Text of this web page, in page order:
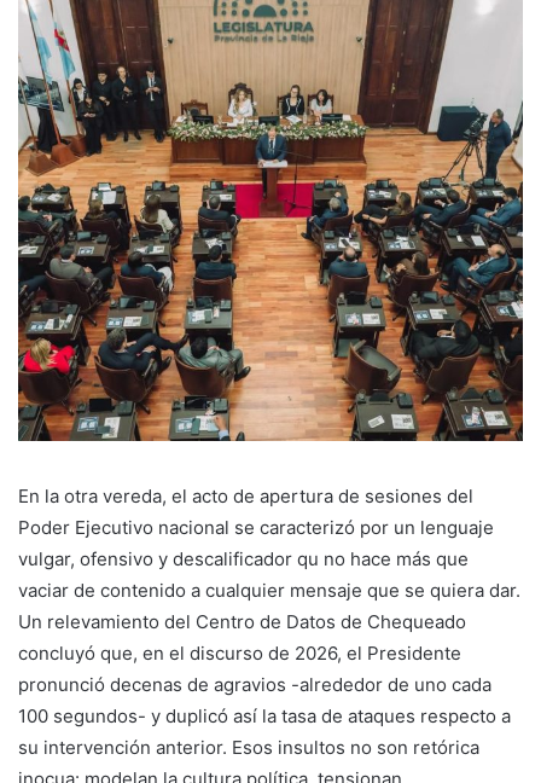
En la otra vereda, el acto de apertura de sesiones del
Poder Ejecutivo nacional se caracterizó por un lenguaje
vulgar, ofensivo y descalificador qu no hace más que
vaciar de contenido a cualquier mensaje que se quiera dar.
Un relevamiento del Centro de Datos de Chequeado
concluyó que, en el discurso de 2026, el Presidente
pronunció decenas de agravios -alrededor de uno cada
100 segundos- y duplicó así la tasa de ataques respecto a
su intervención anterior. Esos insultos no son retórica